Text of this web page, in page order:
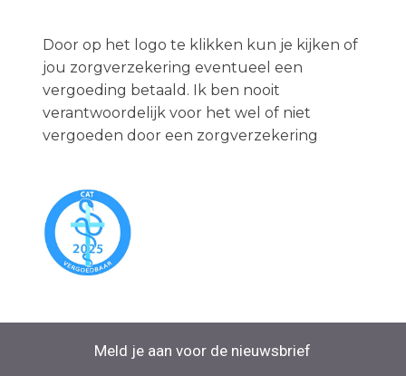
Door op het logo te klikken kun je kijken of
jou zorgverzekering eventueel een
vergoeding betaald. Ik ben nooit
verantwoordelijk voor het wel of niet
vergoeden door een zorgverzekering
Meld je aan voor de nieuwsbrief